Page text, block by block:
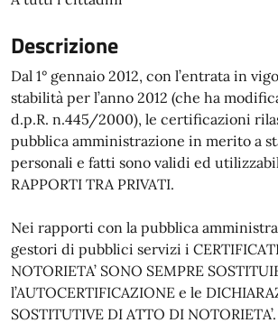
Descrizione
Dal 1° gennaio 2012, con l’entrata in
stabilità per l’anno 2012 (che ha
d.p.R. n.445/2000), le certificazioni
pubblica amministrazione in merito a
personali e fatti sono validi ed
RAPPORTI TRA PRIVATI.
Nei rapporti con la pubblica
gestori di pubblici servizi i
NOTORIETA’ SONO SEMPRE
l’AUTOCERTIFICAZIONE e le
SOSTITUTIVE DI ATTO DI NOTORIETA’.